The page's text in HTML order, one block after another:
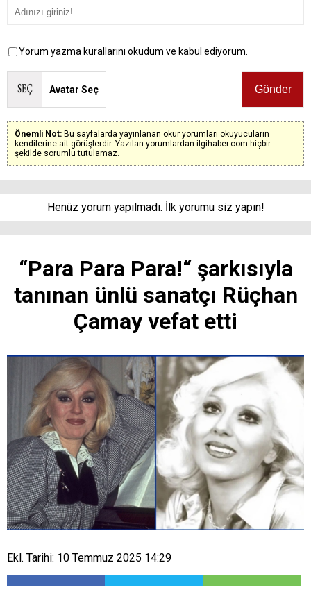
Yorum yazma kurallarını okudum ve kabul ediyorum.
Avatar Seç
Önemli Not: Bu sayfalarda yayınlanan okur yorumları okuyucuların
kendilerine ait görüşlerdir. Yazılan yorumlardan ilgihaber.com hiçbir
şekilde sorumlu tutulamaz.
Henüz yorum yapılmadı. İlk yorumu siz yapın!
“Para Para Para!“ şarkısıyla
tanınan ünlü sanatçı Rüçhan
Çamay vefat etti
Ekl. Tarihi: 10 Temmuz 2025 14:29